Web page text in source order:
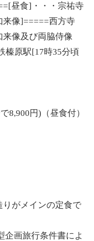
昼食]・・・宗祐寺
像]=====西方寺
像及び両脇侍像
榛原駅[17時35分頃
8,900円)（昼食付）
がメインの定食で
画旅行条件書によ